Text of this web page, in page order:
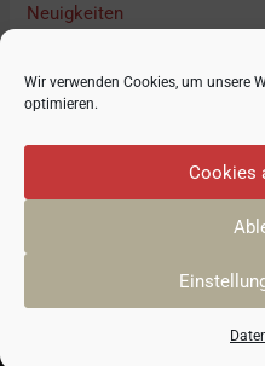
Wir verwenden Cookies, um unsere
optimieren.
Cookies
Neuigkeiten
Unkategorisiert